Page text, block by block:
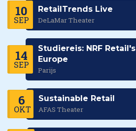
10
SEP
RetailTrends Live
DeLaMar Theater
14
SEP
Studiereis: NRF
Europe
Parijs
6
OKT
Sustainable Retail
AFAS Theater